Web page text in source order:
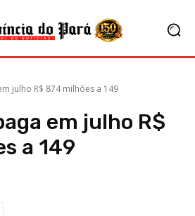
julho R$ 874 milhões a 149
em julho R$
a 149